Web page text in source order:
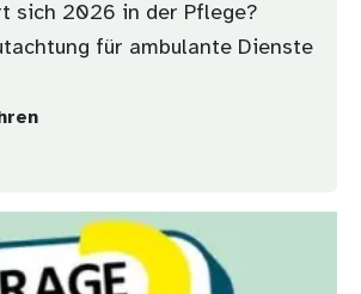
sich 2026 in der Pflege?
für ambulante Dienste